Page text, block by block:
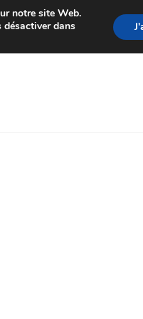
Du lundi au
notre site Web.
désactiver dans